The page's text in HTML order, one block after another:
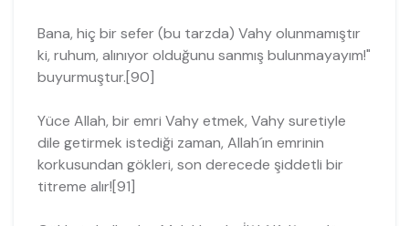
Bana, hiç bir sefer (bu tarzda) Vahy olunmamıştır
ki, ruhum, alınıyor olduğunu san­mış bulunmayayım!"
buyurmuştur.[90]
Yüce Allah, bir emri Vahy etmek, Vahy suretiyle
dile getirmek istediği zaman, Allah´ın emrinin
korkusundan gökleri, son derecede şiddetli bir
titreme alır![91]